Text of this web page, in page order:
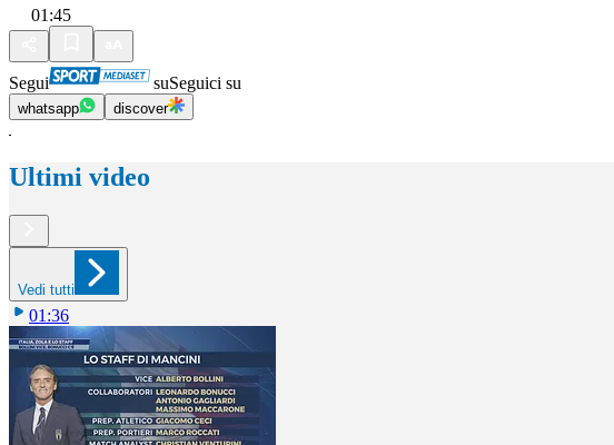
01:45
Segui suSeguici su
whatsapp discover
Ultimi video
Vedi tutti
01:36